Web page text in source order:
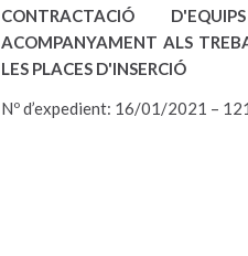
CONTRACTACIÓ
ACOMPANYAMENT ALS
LES PLACES D'INSERCIÓ
Nº d’expedient: 16/01/2021 –